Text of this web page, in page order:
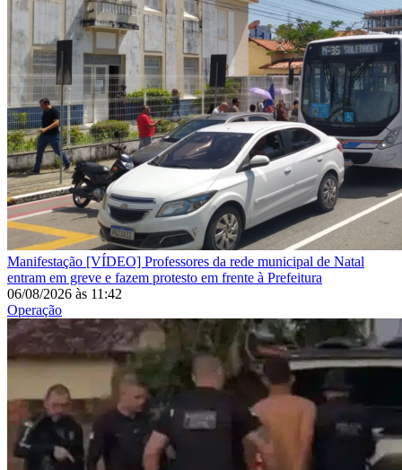
Manifestação [VÍDEO] Professores da rede municipal de Natal
entram em greve e fazem protesto em frente à Prefeitura
06/08/2026 às 11:42
Operação